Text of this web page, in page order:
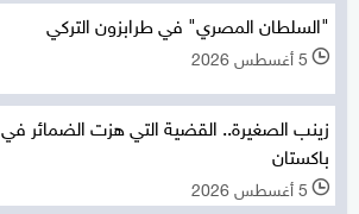
"السلطان المصري" في طرابزون التركي
l 5 أغسطس 2026
زينب الصغيرة.. القضية التي هزت الضمائر في
باكستان
l 5 أغسطس 2026